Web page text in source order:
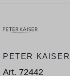
PETER KAISER
Art. 72442